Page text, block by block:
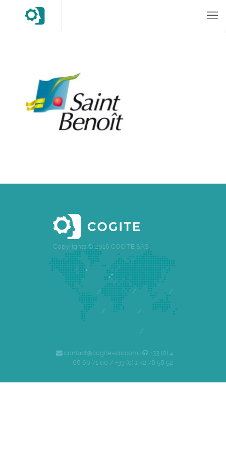
Copyrights © 2016 COGITE SAS
Accueil / Cogite / Equipe /
Références / Clients / Emploi
/
contact@cogite-sas.com ·
+33 (0) 4
68 60 71 00 / +33 (0) 1 42 78 58 52